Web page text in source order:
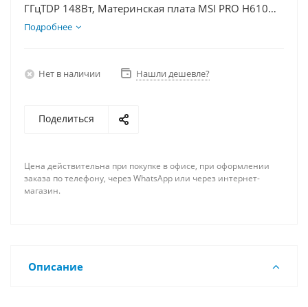
ГГцTDP 148Вт, Материнская плата MSI PRO H610M-
E, Видеокарта GT 1030 2Гб, Память DDR4 8Gb,
Подробнее
Нет в наличии Нашли дешевле?
Поделиться
Цена действительна при покупке в офисе, при оформлении
заказа по телефону, через WhatsApp или через интернет-
магазин.
Описание